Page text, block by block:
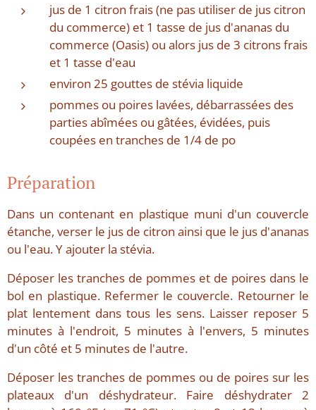
jus de 1 citron frais (ne pas utiliser de jus citron
du commerce) et 1 tasse de jus d'ananas du
commerce (Oasis) ou alors jus de 3 citrons frais
et 1 tasse d'eau
environ 25 gouttes de stévia liquide
pommes ou poires lavées, débarrassées des
parties abîmées ou gâtées, évidées, puis
coupées en tranches de 1/4 de po
Préparation
Dans un contenant en plastique muni d'un couvercle
étanche, verser le jus de citron ainsi que le jus d'ananas
ou l'eau. Y ajouter la stévia.
Déposer les tranches de pommes et de poires dans le
bol en plastique. Refermer le couvercle. Retourner le
plat lentement dans tous les sens. Laisser reposer 5
minutes à l'endroit, 5 minutes à l'envers, 5 minutes
d'un côté et 5 minutes de l'autre.
Déposer les tranches de pommes ou de poires sur les
plateaux d'un déshydrateur. Faire déshydrater 2